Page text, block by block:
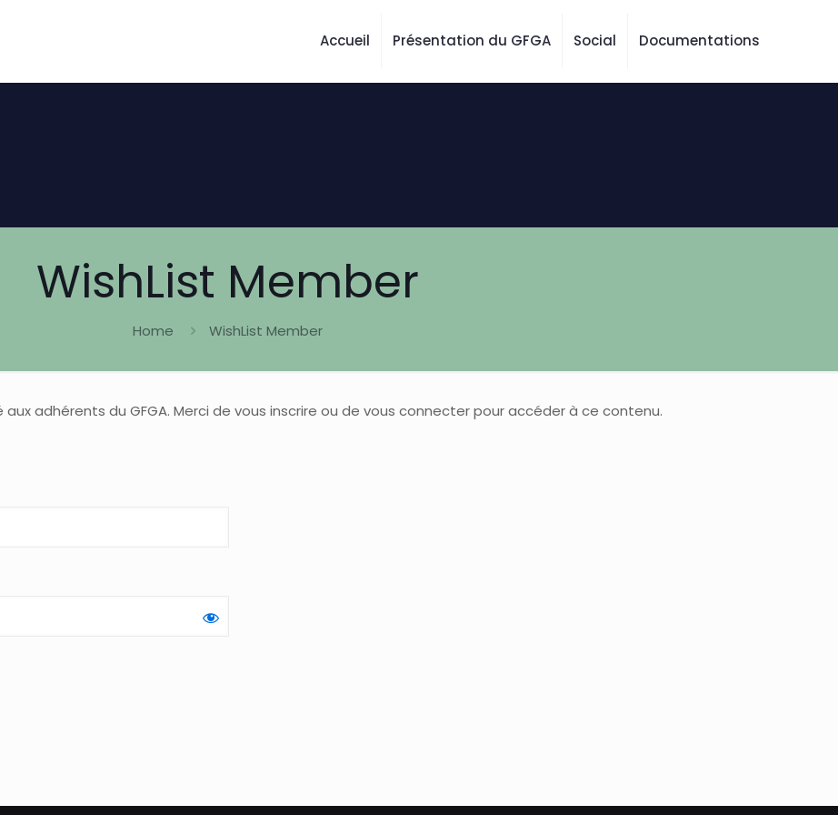
Accueil Présentation du GFGA Social Documentations
WishList Member
Home WishList Member
adhérents du GFGA. Merci de vous inscrire ou de vous connecter pour accéder à ce contenu.